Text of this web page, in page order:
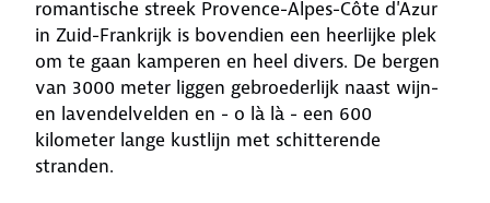
romantische streek Provence-Alpes-Côte d'Azur
in Zuid-Frankrijk is bovendien een heerlijke plek
om te gaan kamperen en heel divers. De bergen
van 3000 meter liggen gebroederlijk naast wijn-
en lavendelvelden en - o là là - een 600
kilometer lange kustlijn met schitterende
stranden.